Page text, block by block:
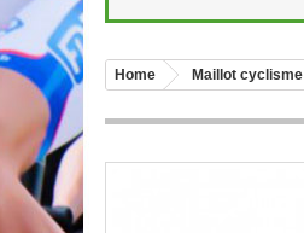
Home Maillot cyclisme